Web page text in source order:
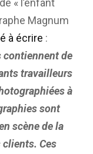
« l’enfant
Magnum
à écrire :
contiennent de
travailleurs
à
sont
scène de la
clients. Ces